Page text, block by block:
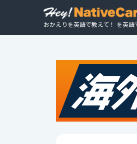
おかえりを英語で教えて！ を英語